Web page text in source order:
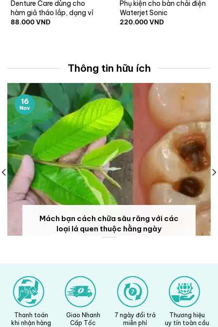
Denture Care dùng cho
hàm giả tháo lắp, dạng vỉ
88.000VND
Phụ kiện cho bàn chải điện
Waterjet Sonic
220.000VND
Thông tin hữu ích
Mách bạn cách chữa sâu răng với các
loại lá quen thuộc hằng ngày
16
Nov
Thanh toán
khi nhận hàng
Giao Nhanh
Cấp Tốc
7 ngày đổi trả
miễn phí
Thương hiệu
uy tín toàn cầu